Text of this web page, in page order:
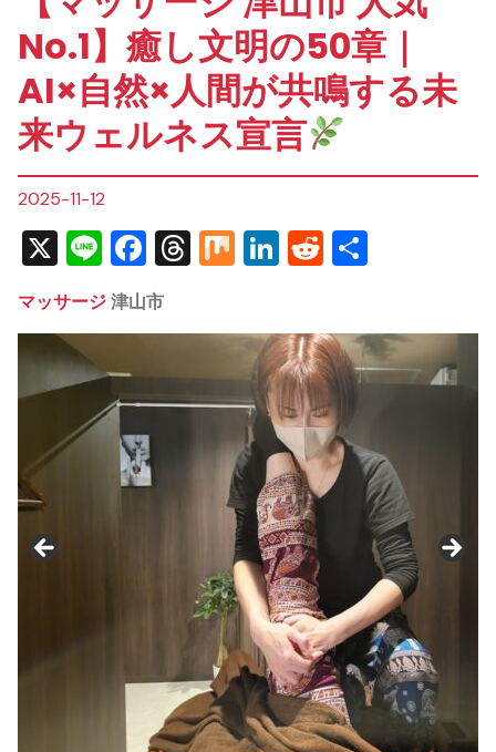
No.1】癒し文明の50章｜
AI×自然×人間が共鳴する未
来ウェルネス宣言
2025-11-12
X LineFacebook
Threads
MixLinkedIn
Reddit
マッサージ津山市